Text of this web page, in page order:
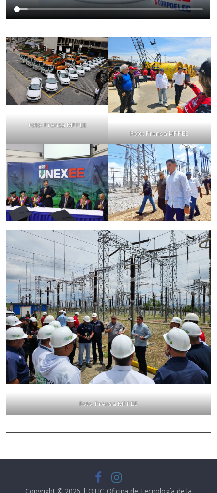
Foto: Prensa MPPEE
Foto: Prensa MPPEE
Foto: Prensa MPPEE
Copyright © 2026 | OTIC-Oficina de Tecnología de la